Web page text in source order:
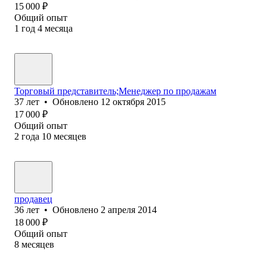
15 000 ₽
Общий опыт
1 год 4 месяца
Торговый представитель;Менеджер по продажам
37 лет • Обновлено 12 октября 2015
17 000 ₽
Общий опыт
2 года 10 месяцев
продавец
36 лет • Обновлено 2 апреля 2014
18 000 ₽
Общий опыт
8 месяцев